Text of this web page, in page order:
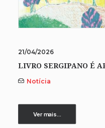
21/04/2026
LIVRO SERGIPANO É
Notícia
Ver mais...